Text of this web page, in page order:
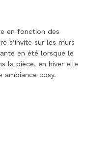
en fonction des
s’invite sur les murs
en été lorsque le
la pièce, en hiver elle
ambiance cosy.